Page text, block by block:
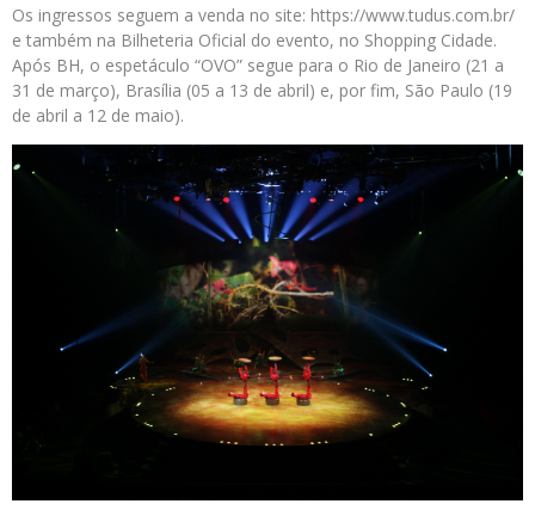
Os ingressos seguem a venda no site: https://www.tudus.com.br/
e também na Bilheteria Oficial do evento, no Shopping Cidade.
Após BH, o espetáculo “OVO” segue para o Rio de Janeiro (21 a
31 de março), Brasília (05 a 13 de abril) e, por fim, São Paulo (19
de abril a 12 de maio).